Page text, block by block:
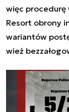
więc procedurę
Resort obrony
wariantów
wież